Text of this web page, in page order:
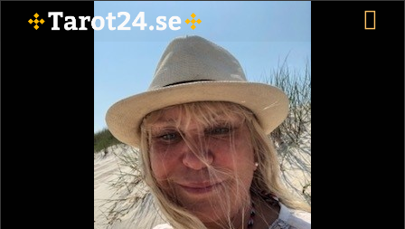
HEM
ASTROLOGI
STJÄRNTECKEN
TAROT